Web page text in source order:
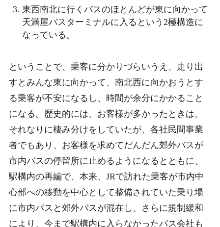
東西南北に行くバスのほとんどが東に向かって
天満屋バスターミナルに入るという2極構造に
なっている。
ということで、乗客に分かりづらいうえ、走り出
すとみんな東に向かって、南北西に向かおうとす
る乗客が不安になるし、時間が余分にかかること
になる。歴史的には、お客様が多かったときは、
それなりに棲み分けをしていたが、各社民間事業
者でもあり、お客様を求めてだんだん郊外バスが
市内バスの停留所に止めるようになるとともに、
駅構内の再編で、本来、JRで訪れた乗客が市内中
心部への移動を中心として整備されていた乗り場
に市内バスと郊外バスが混在し、さらに規制緩和
により、今まで駅構内に入らなかったバス会社も